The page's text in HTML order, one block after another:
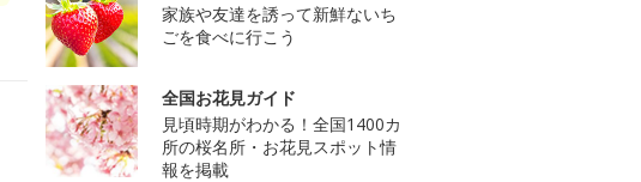
家族や友達を誘って新鮮ないち
ごを食べに行こう
全国お花見ガイド
見頃時期がわかる！全国1400カ
所の桜名所・お花見スポット情
報を掲載